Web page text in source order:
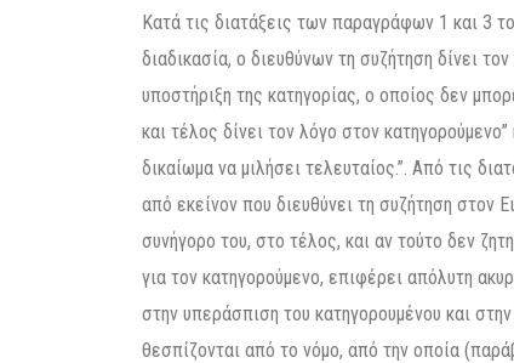
Κατά τις διατάξεις των παραγράφων 1 και 3
διαδικασία, ο διευθύνων τη συζήτηση δίνει
υποστήριξη της κατηγορίας, ο οποίος δεν
και τέλος δίνει τον λόγο στον
δικαίωμα να μιλήσει τελευταίος.”. Από τις
από εκείνον που διευθύνει τη συζήτηση στον
συνήγορο του, στο τέλος, και αν τούτο δεν
για τον κατηγορούμενο, επιφέρει απόλυτη
στην υπεράσπιση του κατηγορουμένου και
θεσπίζονται από το νόμο, από την οποία